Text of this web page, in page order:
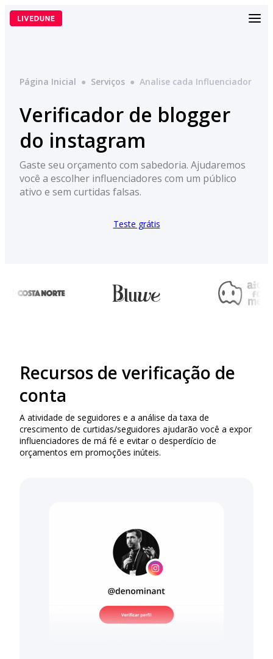
Pular
para
Página Inicial ● Serviços ● Analise cada Influenciador
Verificador de blogger
do instagram
Gaste seu orçamento com sabedoria. Ajudaremos
você a escolher influenciadores com um público
ativo e sem curtidas falsas.
Teste grátis
Recursos de verificação de
conta
A atividade de seguidores e a análise da taxa de
crescimento de curtidas/seguidores ajudarão você a expor
influenciadores de má fé e evitar o desperdício de
orçamentos em promoções inúteis.